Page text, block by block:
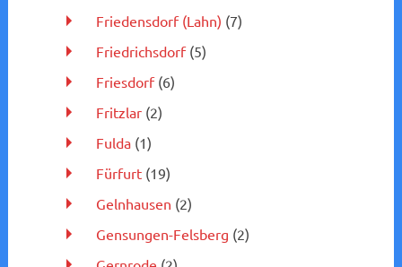
Friedensdorf (Lahn) (7)
Friedrichsdorf(5)
Friesdorf(6)
Fritzlar(2)
Fulda(1)
Fürfurt(19)
Gelnhausen (2)
Gensungen-Felsberg (2)